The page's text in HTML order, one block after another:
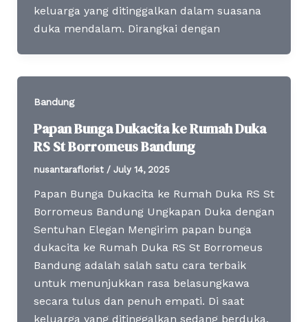
keluarga yang ditinggalkan dalam suasana
duka mendalam. Dirangkai dengan
Bandung
Papan Bunga Dukacita ke Rumah Duka
RS St Borromeus Bandung
nusantaraflorist / July 14, 2025
Papan Bunga Dukacita ke Rumah Duka RS St
Borromeus Bandung Ungkapan Duka dengan
Sentuhan Elegan Mengirim papan bunga
dukacita ke Rumah Duka RS St Borromeus
Bandung adalah salah satu cara terbaik
untuk menunjukkan rasa belasungkawa
secara tulus dan penuh empati. Di saat
keluarga yang ditinggalkan sedang berduka,